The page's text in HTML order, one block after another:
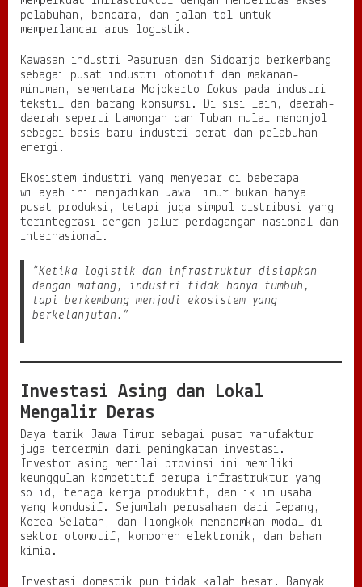
pelabuhan, bandara, dan jalan tol untuk
memperlancar arus logistik.
Kawasan industri Pasuruan dan Sidoarjo berkembang
sebagai pusat industri otomotif dan makanan-
minuman, sementara Mojokerto fokus pada industri
tekstil dan barang konsumsi. Di sisi lain, daerah-
daerah seperti Lamongan dan Tuban mulai menonjol
sebagai basis baru industri berat dan pelabuhan
energi.
Ekosistem industri yang menyebar di beberapa
wilayah ini menjadikan Jawa Timur bukan hanya
pusat produksi, tetapi juga simpul distribusi yang
terintegrasi dengan jalur perdagangan nasional dan
internasional.
“Ketika logistik dan infrastruktur disiapkan
dengan matang, industri tidak hanya tumbuh,
tapi berkembang menjadi ekosistem yang
berkelanjutan.”
Investasi Asing dan Lokal
Mengalir Deras
Daya tarik Jawa Timur sebagai pusat manufaktur
juga tercermin dari peningkatan investasi.
Investor asing menilai provinsi ini memiliki
keunggulan kompetitif berupa infrastruktur yang
solid, tenaga kerja produktif, dan iklim usaha
yang kondusif. Sejumlah perusahaan dari Jepang,
Korea Selatan, dan Tiongkok menanamkan modal di
sektor otomotif, komponen elektronik, dan bahan
kimia.
Investasi domestik pun tidak kalah besar. Banyak